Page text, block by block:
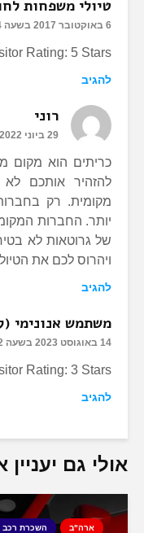
טיולי משפחות
6 באוקטובר 2017 בשעה 17:54
Rating: 5 Stars
להגיב
רוני
29 ביוני 2022 בשעה 17:27
כריתים הוא מקום
להזהיר אותכם
מקומית. רק
יותר. החברות
של גרוטאות לא
ויהרוס לכם את
להגיב
משתמש אנונימי
14 באוגוסט 2023 בשעה 8:02
Rating: 3 Stars
להגיב
אולי גם יעניין
ארה"ב השכרת רכב